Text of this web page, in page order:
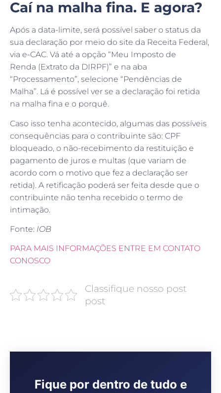
Caí na malha fina. E agora?
Após a data-limite, será possível saber o status da
sua declaração por meio do site da Receita Federal,
via e-CAC. Vá até a opção “Meu Imposto de
Renda (Extrato da DIRPF)” e na aba
“Processamento”, selecione “Pendências de
Malha”. Lá é possível ver se a declaração foi retida
na malha fina e o porquê.
Caso isso tenha acontecido, algumas das possíveis
consequências para o contribuinte são: CPF
bloqueado, o não-recebimento da restituição e
pagamento de juros e multas (que variam de
acordo com o motivo que fez a declaração ser
retida). A retificação poderá ser feita desde que o
contribuinte não tenha recebido o termo de
intimação.
Fonte: IOB
PARA MAIS INFORMAÇÕES ENTRE EM CONTATO
CONOSCO
Classifique nosso post
post
Fique por dentro de tudo e